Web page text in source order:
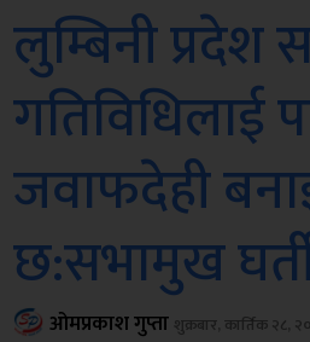
लुम्बिनी प्रदेश
गतिविधिलाई
जवाफदेही
छ:सभामुख
ओमप्रकाश गुप्ता शुक्रबार, कार्तिक २८,